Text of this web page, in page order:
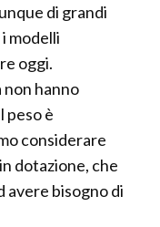
di grandi
modelli
oggi.
non hanno
peso è
considerare
dotazione, che
bisogno di